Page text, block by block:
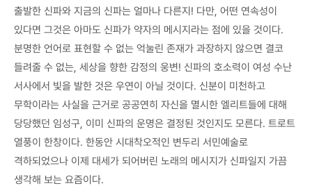
출발한 신파와 지금의 신파는 얼마나 다른지! 다만, 어떤 연속성이
있다면 그것은 아마도 신파가 약자의 메시지라는 점에 있을 것이다.
분명한 언어로 표현할 수 없는 억눌린 존재가 과장하지 않으면 결코
들려줄 수 없는, 세상을 향한 감정의 웅변! 신파의 호소력이 여성 수난
서사에서 빛을 발한 것은 우연이 아닐 것이다. 신분이 미천하고
무학이라는 사실을 근거로 공공연히 자신을 멸시한 엘리트들에 대해
당당했던 임성구, 이미 신파의 운명은 결정된 것인지도 모른다. 트로트
열풍이 한창이다. 한동안 시대착오적인 변두리 서민예술로
격하되었으나 이제 대세가 되어버린 노래의 메시지가 신파일지 가끔
생각해 보는 요즘이다.